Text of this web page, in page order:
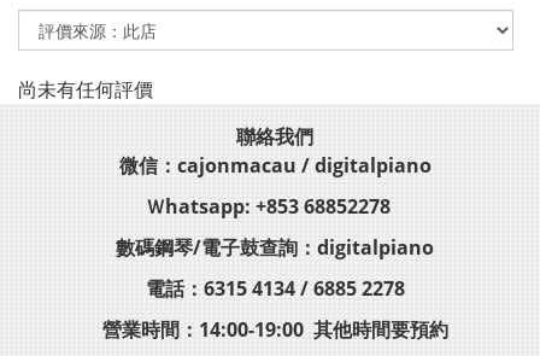
尚未有任何評價
聯絡我們
微信：cajonmacau / digitalpiano
Ｗhatsapp: +853 68852278
數碼鋼琴/電子鼓查詢：digitalpiano
電話：6315 4134 / 6885 2278
營業時間：14:00-19:00 其他時間要預約